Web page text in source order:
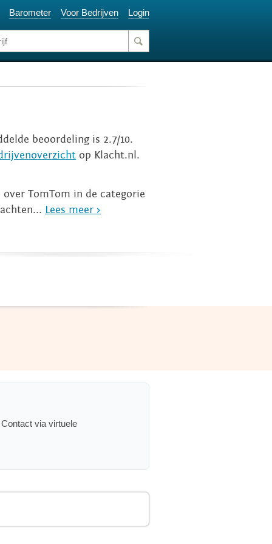
Barometer Voor Bedrijven Login
beoordeling is 2.7/10.
op Klacht.nl.
TomTom in de categorie
Lees meer >
via virtuele